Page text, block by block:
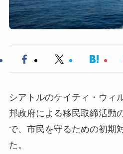
シアトルのケイティ・ウィ
邦政府による移民取締活動
で、市民を守るための初期
た。